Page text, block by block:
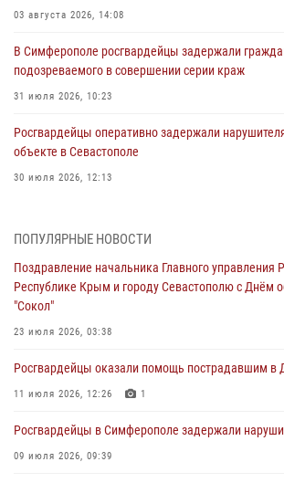
03 августа 2026, 14:08
В Симферополе росгвардейцы задержали
подозреваемого в совершении серии краж
31 июля 2026, 10:23
Росгвардейцы оперативно задержали
объекте в Севастополе
30 июля 2026, 12:13
охраняемом объекте
Росгвардейцы Крыма и Севастополя отметили
в краже из гипермаркета
24 июля 2026, 12:21
Поздравление начальника Главного управления
Республике Крым и городу Севастополю с Днём
ПОПУЛЯРНЫЕ НОВОСТИ
Поздравление начальника Главного управления
Республике Крым и городу Севастополю с Днём
"Сокол"
23 июля 2026, 03:38
Росгвардейцы оказали помощь пострадавшим
11 июля 2026, 12:26 1
Росгвардейцы в Симферополе задержали
09 июля 2026, 09:39